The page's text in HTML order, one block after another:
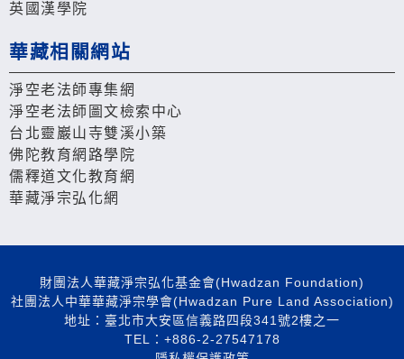
英國漢學院
華藏相關網站
淨空老法師專集網
淨空老法師圖文檢索中心
台北靈巖山寺雙溪小築
佛陀教育網路學院
儒釋道文化教育網
華藏淨宗弘化網
財團法人華藏淨宗弘化基金會(Hwadzan Foundation)
社團法人中華華藏淨宗學會(Hwadzan Pure Land Association)
地址：臺北市大安區信義路四段341號2樓之一
TEL：+886-2-27547178